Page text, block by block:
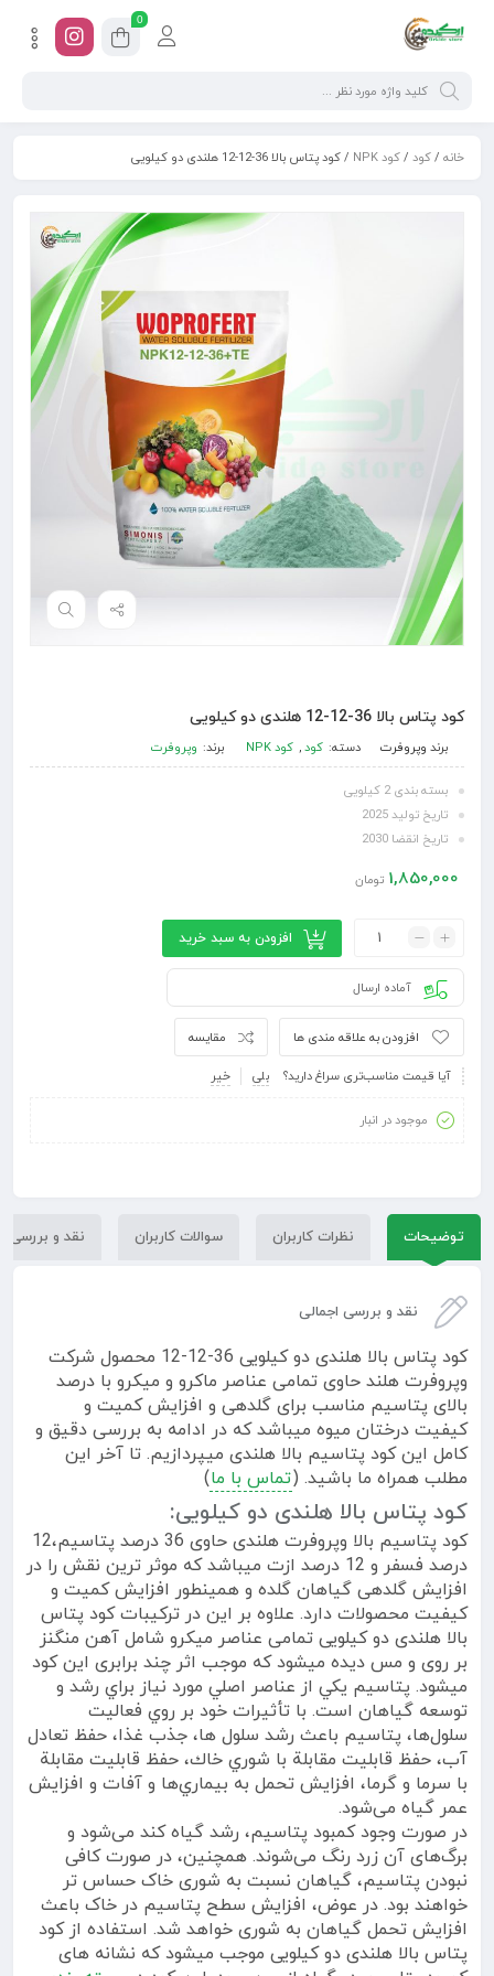
0
خانه /کود /کود NPK / کود پتاس بالا 36-12-12 هلندی دو کیلویی
کود پتاس بالا 36-12-12 هلندی دو کیلویی
برند وپروفرت دسته: کود, کود NPK برند: وپروفرت
بسته بندی 2 کیلویی
تاریخ تولید 2025
تاریخ انقضا 2030
1,850,000 تومان
افزودن به سبد خرید
آماده ارسال
مقایسه افزودن به علاقه مندی ها
آیا قیمت مناسب‌تری سراغ دارید؟ بلی خیر
موجود در انبار
توضیحات نظرات کاربران سوالات کاربران نقد و بررسی
نقد و بررسی اجمالی
کود پتاس بالا هلندی دو کیلویی 36-12-12 محصول شرکت
وپروفرت هلند حاوی تمامی عناصر ماکرو و میکرو با درصد
بالای پتاسیم مناسب برای گلدهی و افزایش کمیت و
کیفیت درختان میوه میباشد که در ادامه به بررسی دقیق و
کامل این کود پتاسیم بالا هلندی میپردازیم. تا آخر این
مطلب همراه ما باشید. (تماس با ما)
کود پتاس بالا هلندی دو کیلویی:
کود پتاسیم بالا وپروفرت هلندی حاوی 36 درصد پتاسیم،12
درصد فسفر و 12 درصد ازت میباشد که موثر ترین نقش را در
افزایش گلدهی گیاهان گلده و همینطور افزایش کمیت و
کیفیت محصولات دارد. علاوه بر این در ترکیبات کود پتاس
بالا هلندی دو کیلویی تمامی عناصر میکرو شامل آهن منگنز
بر روی و مس دیده میشود که موجب اثر چند برابری این کود
میشود. پتاسيم يكي از عناصر اصلي مورد نياز براي رشد و
توسعه گياهان است. با تأثيرات خود بر روي فعاليت
سلول‌ها، پتاسيم باعث رشد سلول‌ ها، جذب غذا، حفظ تعادل
آب، حفظ قابليت مقابلة با شوري خاك، حفظ قابليت مقابلة
با سرما و گرما، افزايش تحمل به بيماري‌ها و آفات و افزايش
عمر گياه می‌شود.
در صورت وجود کمبود پتاسیم، رشد گیاه کند می‌شود و
برگ‌های آن زرد رنگ می‌شوند. همچنین، در صورت کافی
نبودن پتاسیم، گیاهان نسبت به شوری خاک حساس تر
خواهند بود. در عوض، افزایش سطح پتاسیم در خاک باعث
افزایش تحمل گیاهان به شوری خواهد شد. استفاده از کود
پتاس بالا هلندی دو کیلویی موجب میشود که نشانه های